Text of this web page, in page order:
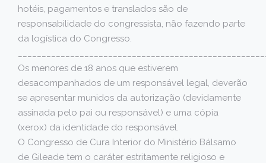
hotéis, pagamentos e translados são de
responsabilidade do congressista, não fazendo parte
da logística do Congresso.
Os menores de 18 anos que estiverem
desacompanhados de um responsável legal, deverão
se apresentar munidos da autorização (devidamente
assinada pelo pai ou responsável) e uma cópia
(xerox) da identidade do responsável.
O Congresso de Cura Interior do Ministério Bálsamo
de Gileade tem o caráter estritamente religioso e